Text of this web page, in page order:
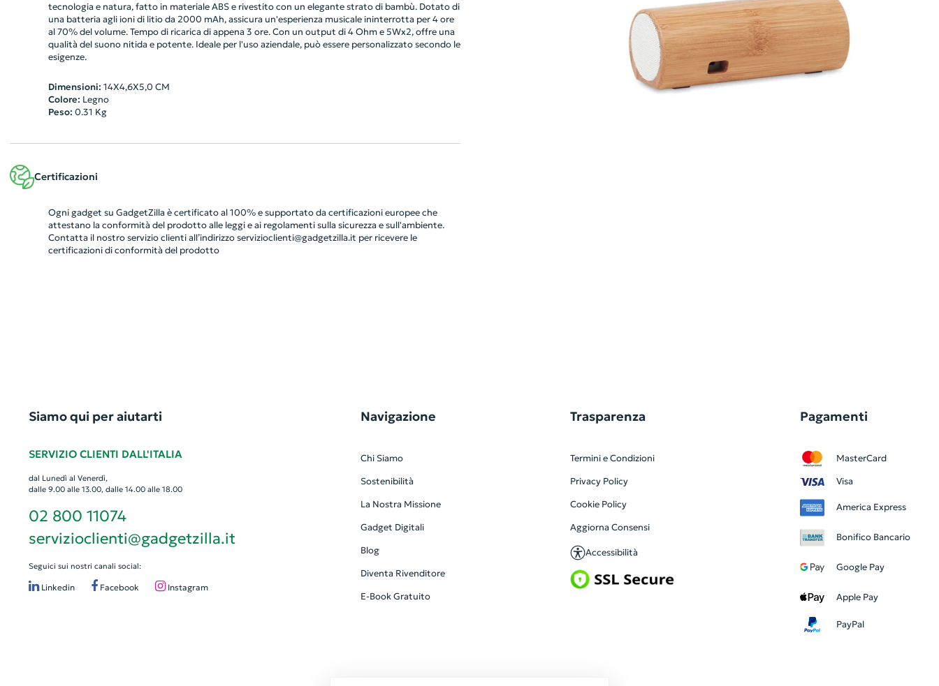
tecnologia e natura, fatto in materiale ABS e rivestito con un elegante strato di bambù. Dotato di
una batteria agli ioni di litio da 2000 mAh, assicura un'esperienza musicale ininterrotta per 4 ore
al 70% del volume. Tempo di ricarica di appena 3 ore. Con un output di 4 Ohm e 5Wx2, offre una
qualità del suono nitida e potente. Ideale per l'uso aziendale, può essere personalizzato secondo le
esigenze.
Dimensioni: 14X4,6X5,0 CM
Colore: Legno
Peso: 0.31 Kg
Certificazioni
Ogni gadget su GadgetZilla è certificato al 100% e supportato da certificazioni europee che
attestano la conformità del prodotto alle leggi e ai regolamenti sulla sicurezza e sull'ambiente.
Contatta il nostro servizio clienti all’indirizzo servizioclienti@gadgetzilla.it per ricevere le
certificazioni di conformità del prodotto
Siamo qui per aiutarti
SERVIZIO CLIENTI DALL'ITALIA
dal Lunedì al Venerdì,
dalle 9.00 alle 13.00, dalle 14.00 alle 18.00
02 800 11074
servizioclienti@gadgetzilla.it
Seguici sui nostri canali social:
Linkedin Facebook Instagram
Navigazione
Chi Siamo
Sostenibilità
La Nostra Missione
Gadget Digitali
Blog
Diventa Rivenditore
E-Book Gratuito
Trasparenza
Termini e Condizioni
Privacy Policy
Cookie Policy
Aggiorna Consensi
Accessibilità
Pagamenti
MasterCard
Visa
America Express
Bonifico Bancario
Google Pay
Apple Pay
PayPal